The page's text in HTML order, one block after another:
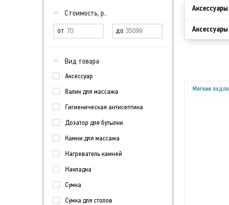
Стоимость, р..
Вид товара
Аксессуар
Валик для массажа
Гигиеническая антисептика
Дозатор для бутылки
Камни для массажа
Нагреватель камней
Накладка
Сумка
Сумка для столов
Аксессуары
Мягкие